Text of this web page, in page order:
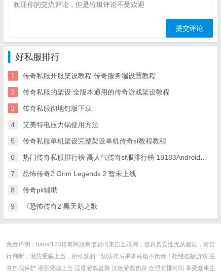
好私服排行
1 传奇私服开服架设教程 传奇服务端设置教程
2 传奇私服的架设 全版本通用的传奇游戏架设教程
3 传奇私服彻地钉版下载
4 艾美特电压力锅使用方法
5 传奇私服单机架设完整架设单机传奇sf教程教程
6 热门传奇私服排行榜 高人气传奇sf服排行榜 18183Android游戏频道
7 恐怖传奇2 Grim Legends 2 暂未上线
8 传奇pk辅助
9 《恐怖传奇2 黑天鹅之歌
免责声明：haosf123传奇网所有信息均来自互联网，信息真实性无从验证，请自
行判断，谨防受骗上当，所引发的一切法律后果本站概不负责！拒绝盗版游戏 注
意自我保护 谨防受骗上当 适度游戏益脑 沉迷游戏伤身 合理安排时间 享受健康生